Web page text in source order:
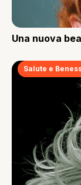
Una nuova
Salute e